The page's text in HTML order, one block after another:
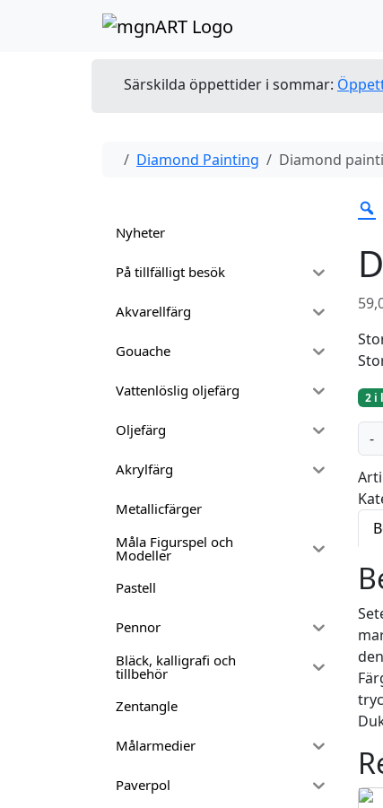
Särskilda öppettider i sommar:
Home
Diamond Painting Diamond
Nyheter
På tillfälligt besök
Akvarellfärg
Gouache
Vattenlöslig oljefärg
Oljefärg
Akrylfärg
Metallicfärger
Måla Figurspel och
Modeller
Pastell
Pennor
Bläck, kalligrafi och
tillbehör
Zentangle
Målarmedier
Paverpol
2 i
-
i
a
m
o
p
a
i
n
t
i
n
g
s
e
t